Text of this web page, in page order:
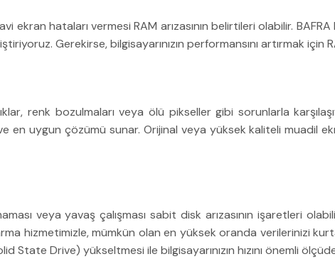
ekran hataları vermesi RAM arızasının belirtileri olabilir.
Gerekirse, bilgisayarınızın performansını artırmak için
renk bozulmaları veya ölü pikseller gibi sorunlarla
ve en uygun çözümü sunar. Orijinal veya yüksek kaliteli muadil
veya yavaş çalışması sabit disk arızasının işaretleri
hizmetimizle, mümkün olan en yüksek oranda verilerinizi
State Drive) yükseltmesi ile bilgisayarınızın hızını önemli